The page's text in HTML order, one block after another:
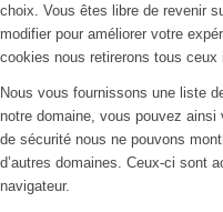
choix. Vous êtes libre de revenir
modifier pour améliorer votre
cookies nous retirerons tous ceux
Nous vous fournissons une liste
notre domaine, vous pouvez
de sécurité nous ne pouvons
d’autres domaines. Ceux-ci sont
navigateur.